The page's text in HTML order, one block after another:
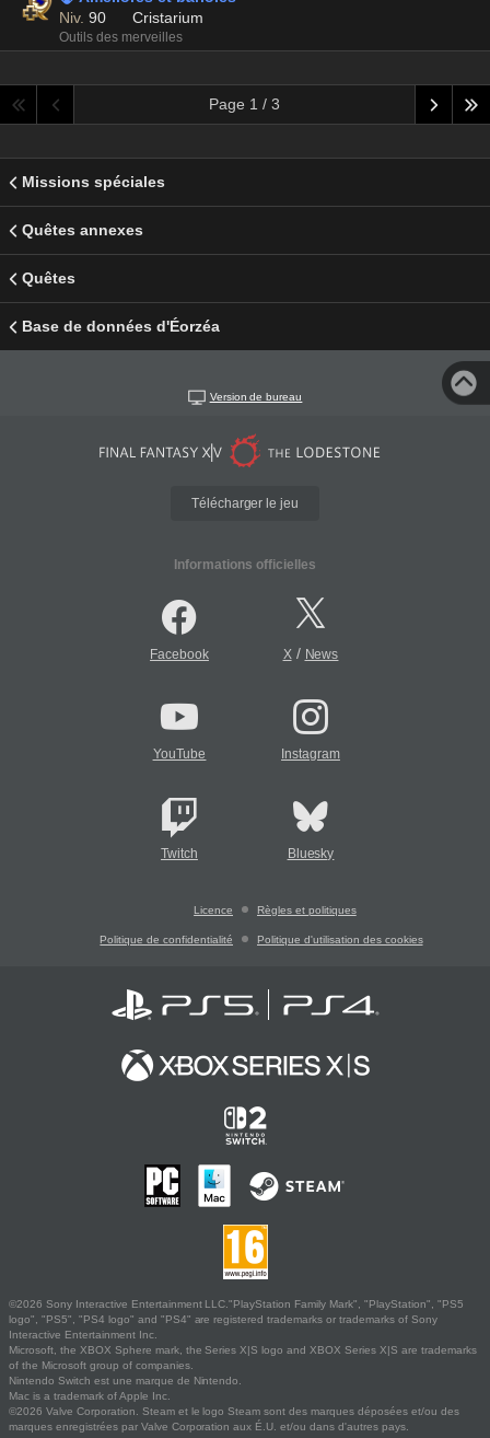
Niv. 90 Cristarium
Outils des merveilles
Page 1 / 3
Missions spéciales
Quêtes annexes
Quêtes
Base de données d'Éorzéa
Version de bureau
Télécharger le jeu
Informations officielles
Facebook X/ News
YouTube Instagram
Twitch Bluesky
Licence Règles et politiques
Politique de confidentialité Politique d'utilisation des cookies
©2026 Sony Interactive Entertainment LLC."PlayStation Family Mark", "PlayStation", "PS5
logo", "PS5", "PS4 logo" and "PS4" are registered trademarks or trademarks of Sony
Interactive Entertainment Inc.
Microsoft, the XBOX Sphere mark, the Series X|S logo and XBOX Series X|S are trademarks
of the Microsoft group of companies.
Nintendo Switch est une marque de Nintendo.
Mac is a trademark of Apple Inc.
©2026 Valve Corporation. Steam et le logo Steam sont des marques déposées et/ou des
marques enregistrées par Valve Corporation aux É.U. et/ou dans d'autres pays.